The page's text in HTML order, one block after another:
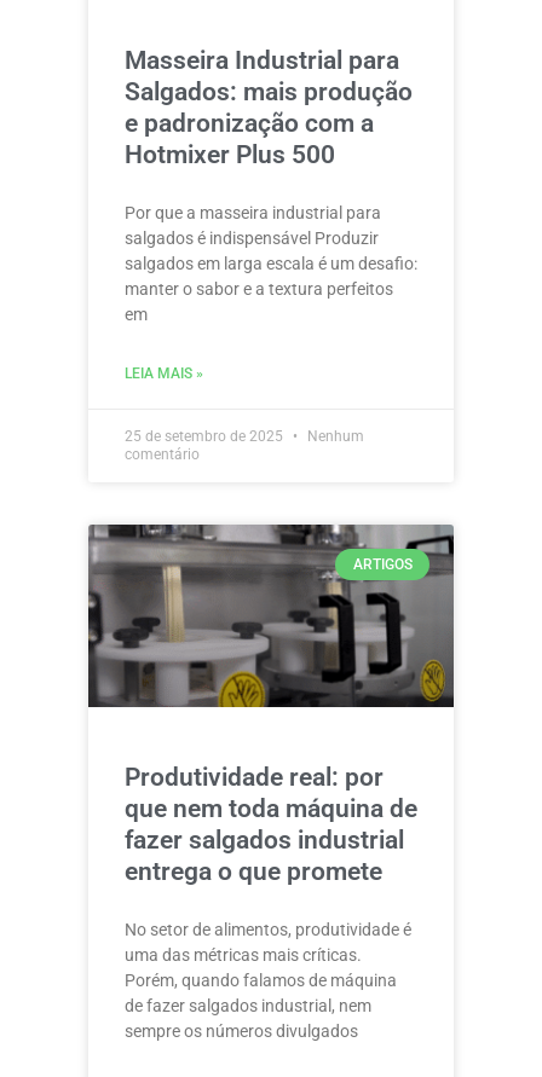
Masseira Industrial para
Salgados: mais produção
e padronização com a
Hotmixer Plus 500
Por que a masseira industrial para
salgados é indispensável Produzir
salgados em larga escala é um desafio:
manter o sabor e a textura perfeitos
em
LEIA MAIS »
25 de setembro de 2025
Nenhum
comentário
ARTIGOS
Produtividade real: por
que nem toda máquina de
fazer salgados industrial
entrega o que promete
No setor de alimentos, produtividade é
uma das métricas mais críticas.
Porém, quando falamos de máquina
de fazer salgados industrial, nem
sempre os números divulgados